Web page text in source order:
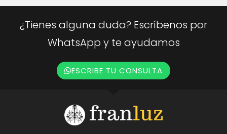
¿Tienes alguna duda? Escríbenos por
WhatsApp y te ayudamos
ESCRIBE TU CONSULTA